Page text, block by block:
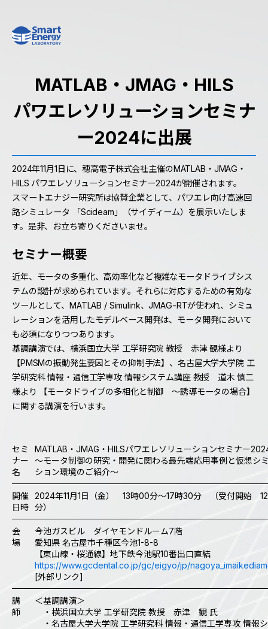
MATLAB・JMAG・HILS
パワエレソリューションセミナ
ー2024に出展
2024年11月1日に、穂高電子株式会社主催のMATLAB・JMAG・
HILS パワエレソリューションセミナー2024が開催されます。
スマートエナジー研究所は協賛企業として、パワエレ向け高速回
路シミュレータ 「Scideam」（サイディーム）を展示いたしま
す。是非、お立ち寄りくださいませ。
セミナー概要
近年、モータの多重化、高効率化など複雑なモータドライブシス
テムの設計が求められています。それらに対応するための有効な
ツールとして、MATLAB / Simulink、JMAG-RTが使われ、シミュ
レーションを活用したモデルベース開発は、モータ開発において
も必須になりつつあります。
基調講演では、横浜国立大学 工学研究院 教授 赤津 観様より
【PMSMの振動発生要因とその抑制手法】、名古屋大学大学院 工
学研究科 情報・通信工学専攻 情報システム講座 教授 道木 慎二
様より 【モータドライブの多相化と制御 ～誘導モータの場合】
に関する講演を行います。
セミ
ナー
名
MATLAB・JMAG・HILSパワエレソリューションセミナー
～モータ制御の研究・開発に関わる最先端応用事例と仮想シ
ション環境のご紹介～
開催
日時
2024年11月1日（金） 13時00分～17時30分 （受付開始
分）
会
場
今池ガスビル ダイヤモンドルーム7階
愛知県 名古屋市千種区今池1-8-8
【東山線・桜通線】地下鉄今池駅10番出口直結
https://www.gcdental.co.jp/gc/eigyo/jp/
[外部リンク]
講
師
＜基調講演＞
・横浜国立大学 工学研究院 教授 赤津 観 氏
・名古屋大学大学院 工学研究科 情報・通信工学専攻 情報